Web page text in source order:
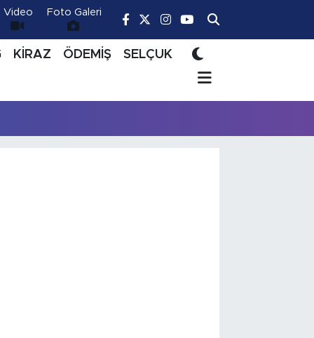
Video Foto Galeri
KİRAZ ÖDEMİŞ SELÇUK